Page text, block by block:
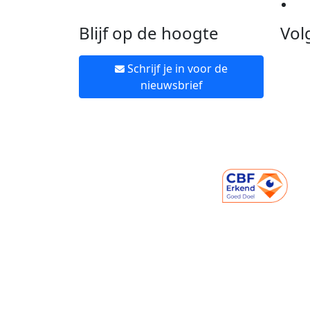
Blijf op de hoogte
Schrijf je in voor de
nieuwsbrief